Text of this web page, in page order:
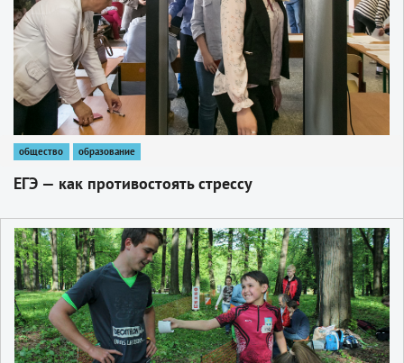
общество образование
ЕГЭ — как противостоять стрессу
1